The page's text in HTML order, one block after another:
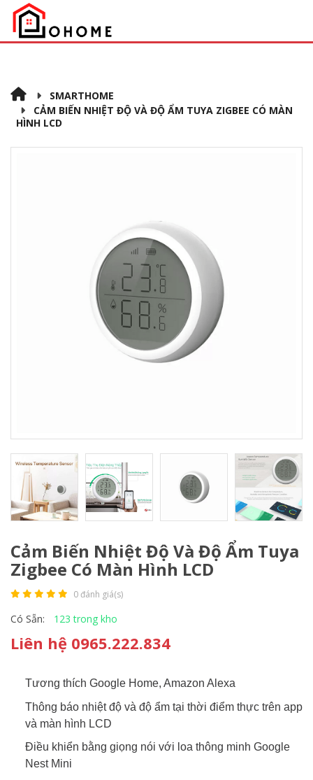
SMARTHOME
CẢM BIẾN NHIỆT ĐỘ VÀ ĐỘ ẨM TUYA ZIGBEE CÓ MÀN
HÌNH LCD
Cảm Biến Nhiệt Độ Và Độ Ẩm Tuya
Zigbee Có Màn Hình LCD
0 đánh giá(s)
Có Sẵn: 123 trong kho
Liên hệ 0965.222.834
Tương thích Google Home, Amazon Alexa
Thông báo nhiệt độ và độ ẩm tại thời điểm thực trên app
và màn hình LCD
Điều khiển bằng giọng nói với loa thông minh Google
Nest Mini